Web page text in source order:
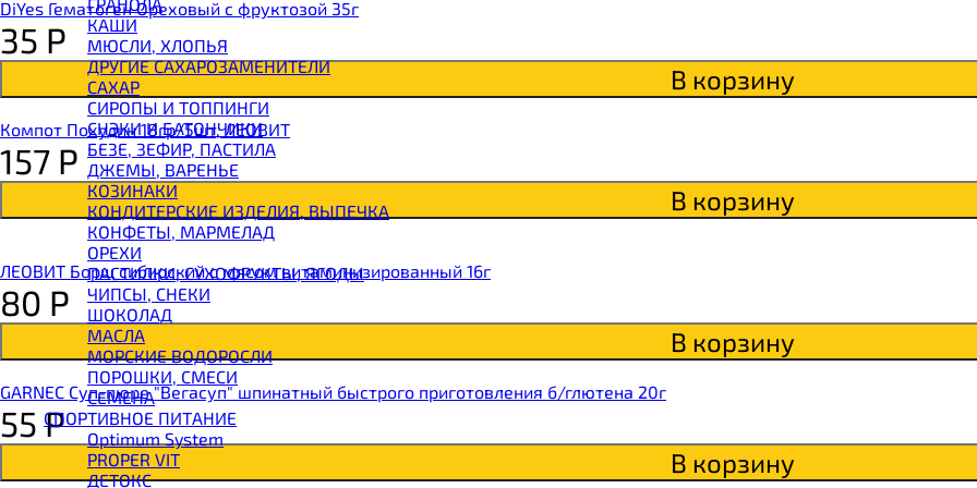
BOMBBAR Батончик протеиновый
BOMBBAR Батончик-мюсли
CHIKALAB Вафля двойная с начинкой
SNAQ FABRIQ Вафли с начинкой
SNAQ FABRIQ Хлебцы рисовые
SNAQ FABRIQ Батончик шоколадный без сахара Qwikler
SNAQ FABRIQ Батончик в шоколаде Coco
SNAQ FABRIQ Батончик в шоколаде Snaqer
КАШИ
МЮСЛИ, ХЛОПЬЯ
ДРУГИЕ САХАРОЗАМЕНИТЕЛИ
САХАР
СИРОПЫ И ТОППИНГИ
СНЭКИ И БАТОНЧИКИ
БЕЗЕ, ЗЕФИР, ПАСТИЛА
ДЖЕМЫ, ВАРЕНЬЕ
КОЗИНАКИ
КОНДИТЕРСКИЕ ИЗДЕЛИЯ, ВЫПЕЧКА
КОНФЕТЫ, МАРМЕЛАД
ОРЕХИ
ПАСТИЛКИ, СУХОФРУКТЫ, ЯГОДЫ
ЧИПСЫ, СНЕКИ
ШОКОЛАД
МАСЛА
МОРСКИЕ ВОДОРОСЛИ
ПОРОШКИ, СМЕСИ
СЕМЕНА
СПОРТИВНОЕ ПИТАНИЕ
Optimum System
PROPER VIT
ДЕТОКС
DiYes Гематоген Ореховый с фруктозой 35г
35 Р
В корзину
Компот Похудин 18гр/5шт, ЛЕОВИТ
157 Р
В корзину
ЛЕОВИТ Борщ сибирский с мясом витаминизированный 16г
80 Р
В корзину
GARNEC Суп-пюре "Вегасуп" шпинатный быстрого приготовления б/глютена 20г
55Р
В корзину